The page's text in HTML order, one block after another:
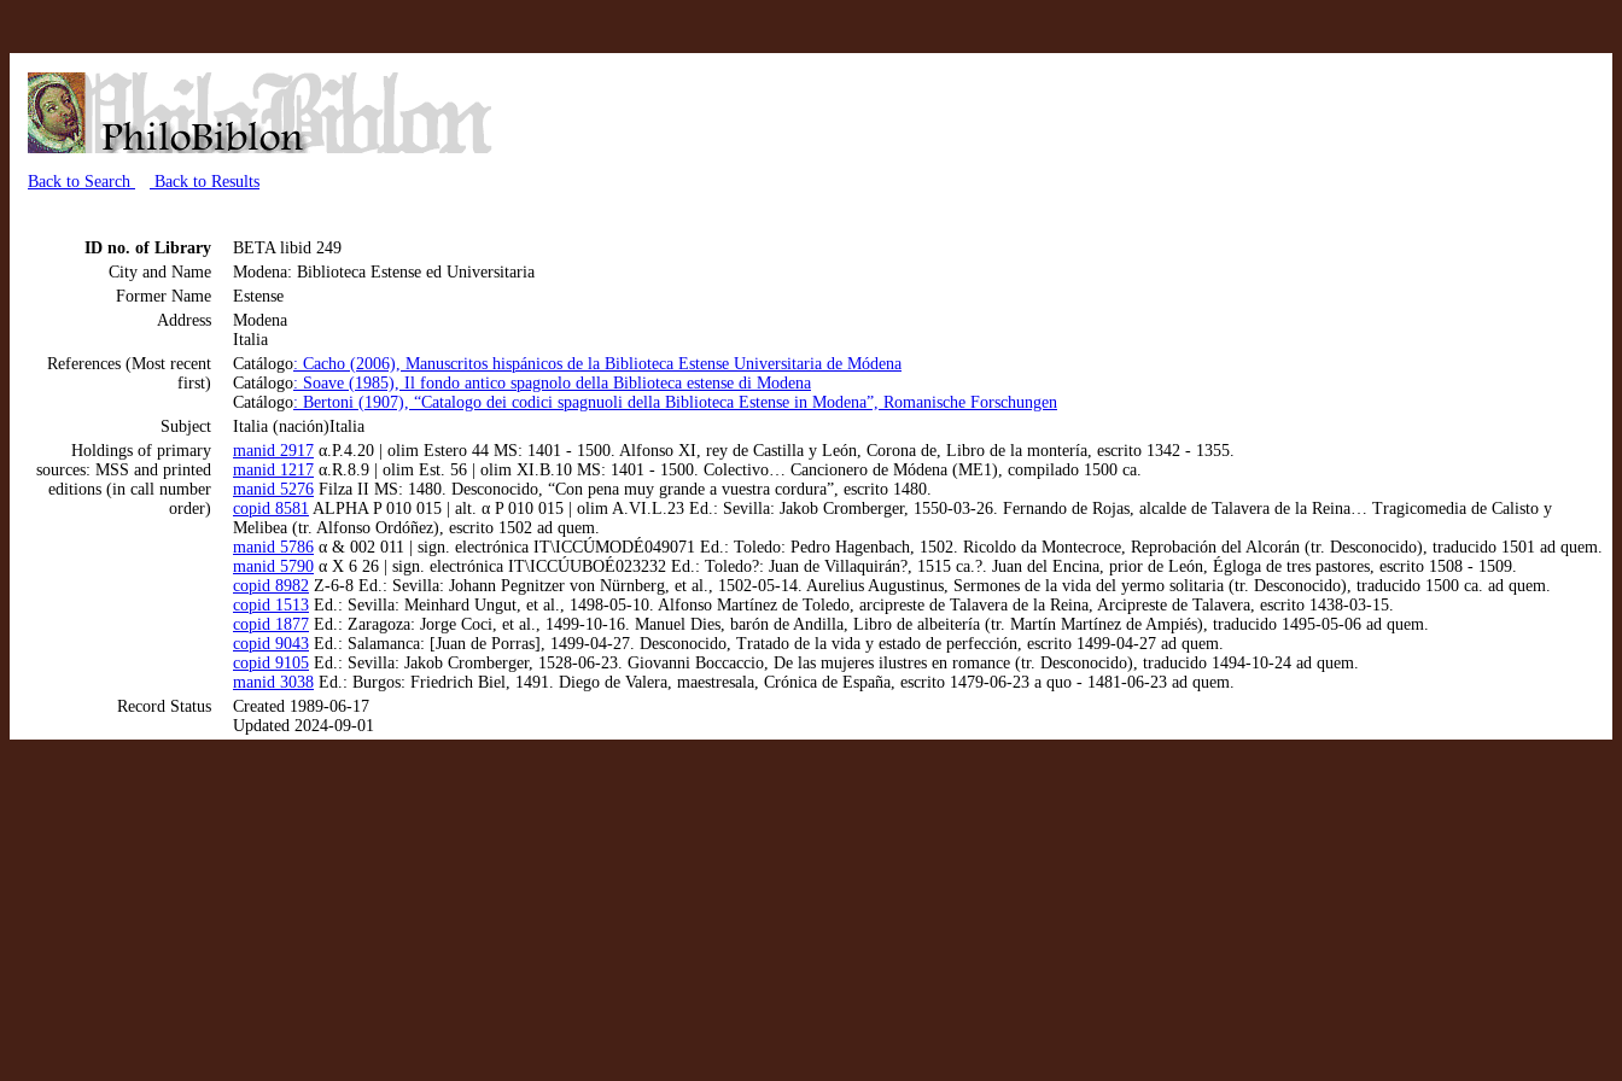
Back to Search Back to Results
ID no. of Library
BETA libid 249
City and Name
Modena: Biblioteca Estense ed Universitaria
Former Name
Estense
Address
Modena
Italia
References (Most recent
first)
Catálogo: Cacho (2006), Manuscritos hispánicos de la Biblioteca Estense Universitaria de Módena
Catálogo: Soave (1985), Il fondo antico spagnolo della Biblioteca estense di Modena
Catálogo: Bertoni (1907), “Catalogo dei codici spagnuoli della Biblioteca Estense in Modena”, Romanische Forschungen
Subject
Italia (nación)Italia
Holdings of primary
sources: MSS and printed
editions (in call number
order)
manid 2917 α.P.4.20 | olim Estero 44 MS: 1401 - 1500. Alfonso XI, rey de Castilla y León, Corona de, Libro de la montería, escrito 1342 - 1355.
manid 1217 α.R.8.9 | olim Est. 56 | olim XI.B.10 MS: 1401 - 1500. Colectivo… Cancionero de Módena (ME1), compilado 1500 ca.
manid 5276 Filza II MS: 1480. Desconocido, “Con pena muy grande a vuestra cordura”, escrito 1480.
copid 8581 ALPHA P 010 015 | alt. α P 010 015 | olim A.VI.L.23 Ed.: Sevilla: Jakob Cromberger, 1550-03-26. Fernando de Rojas, alcalde de Talavera de la Reina… Tragicomedia de Calisto y
Melibea (tr. Alfonso Ordóñez), escrito 1502 ad quem.
manid 5786 α & 002 011 | sign. electrónica IT\ICCÚMODÉ049071 Ed.: Toledo: Pedro Hagenbach, 1502. Ricoldo da Montecroce, Reprobación del Alcorán (tr. Desconocido), traducido 1501 ad quem.
manid 5790 α X 6 26 | sign. electrónica IT\ICCÚUBOÉ023232 Ed.: Toledo?: Juan de Villaquirán?, 1515 ca.?. Juan del Encina, prior de León, Égloga de tres pastores, escrito 1508 - 1509.
copid 8982 Z-6-8 Ed.: Sevilla: Johann Pegnitzer von Nürnberg, et al., 1502-05-14. Aurelius Augustinus, Sermones de la vida del yermo solitaria (tr. Desconocido), traducido 1500 ca. ad quem.
copid 1513 Ed.: Sevilla: Meinhard Ungut, et al., 1498-05-10. Alfonso Martínez de Toledo, arcipreste de Talavera de la Reina, Arcipreste de Talavera, escrito 1438-03-15.
copid 1877 Ed.: Zaragoza: Jorge Coci, et al., 1499-10-16. Manuel Dies, barón de Andilla, Libro de albeitería (tr. Martín Martínez de Ampiés), traducido 1495-05-06 ad quem.
copid 9043 Ed.: Salamanca: [Juan de Porras], 1499-04-27. Desconocido, Tratado de la vida y estado de perfección, escrito 1499-04-27 ad quem.
copid 9105 Ed.: Sevilla: Jakob Cromberger, 1528-06-23. Giovanni Boccaccio, De las mujeres ilustres en romance (tr. Desconocido), traducido 1494-10-24 ad quem.
manid 3038 Ed.: Burgos: Friedrich Biel, 1491. Diego de Valera, maestresala, Crónica de España, escrito 1479-06-23 a quo - 1481-06-23 ad quem.
Record Status
Created 1989-06-17
Updated 2024-09-01